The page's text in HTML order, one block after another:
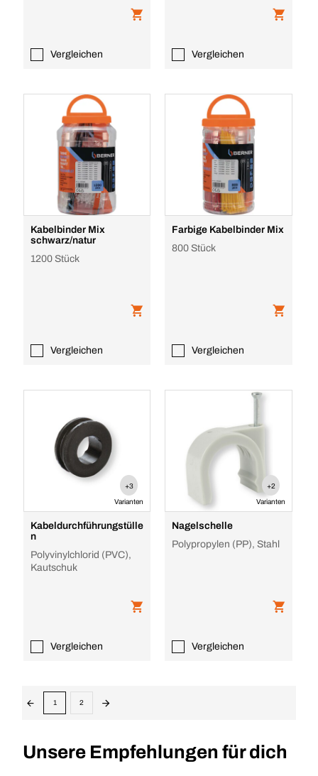
Vergleichen Vergleichen
Kabelbinder Mix
schwarz/natur
1200 Stück
Vergleichen
Farbige Kabelbinder Mix
800 Stück
Vergleichen
+3
Varianten
Kabeldurchführungstülle
n
Polyvinylchlorid (PVC),
Kautschuk
Vergleichen
+2
Varianten
Nagelschelle
Polypropylen (PP), Stahl
Vergleichen
1 2
Unsere Empfehlungen für dich